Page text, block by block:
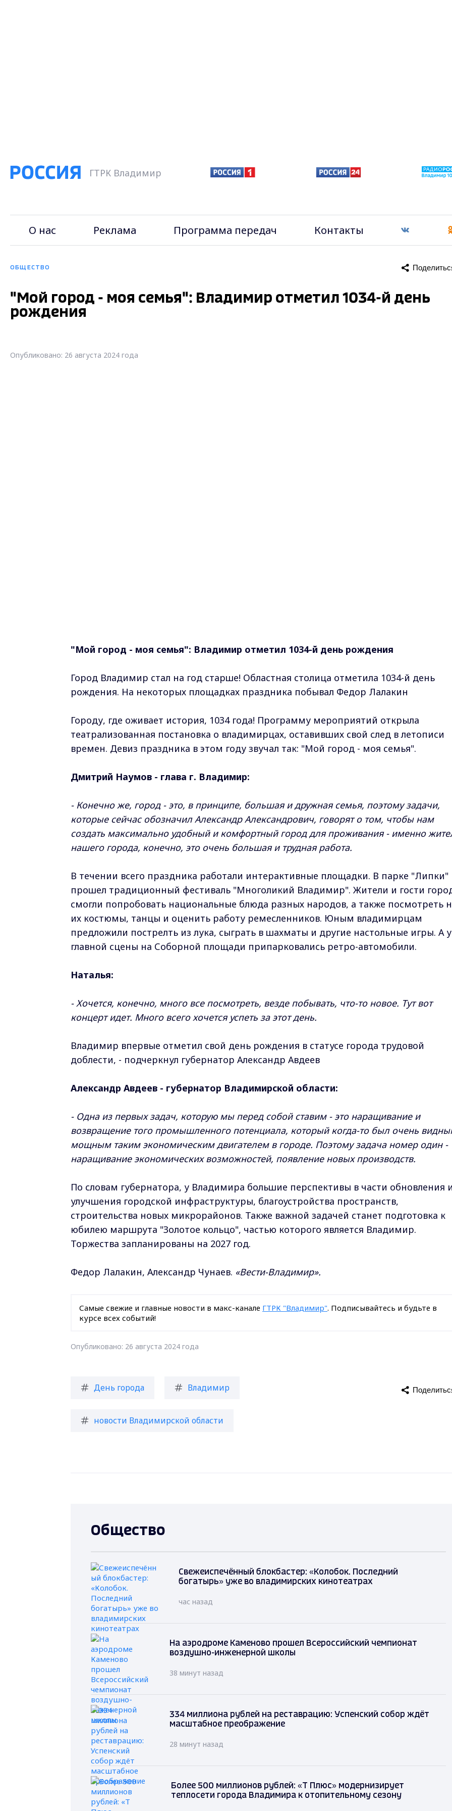
ГТРК Владимир
О нас Реклама Программа передач Контакты
ОБЩЕСТВО
"Мой город - моя семья": Владимир отметил 1034-й день
рождения
Опубликовано: 26 августа 2024 года
"Мой город - моя семья": Владимир отметил 1034-й день рождения
Город Владимир стал на год старше! Областная столица отметила 1034-й день
рождения. На некоторых площадках праздника побывал Федор Лалакин
Городу, где оживает история, 1034 года! Программу мероприятий открыла
театрализованная постановка о владимирцах, оставивших свой след в летописи
времен. Девиз праздника в этом году звучал так: "Мой город - моя семья".
Дмитрий Наумов - глава г. Владимир:
- Конечно же, город - это, в принципе, большая и дружная семья, поэтому задачи,
которые сейчас обозначил Александр Александрович, говорят о том, чтобы нам
создать максимально удобный и комфортный город для проживания - именно
нашего города, конечно, это очень большая и трудная работа.
В течении всего праздника работали интерактивные площадки. В парке "Липки"
прошел традиционный фестиваль "Многоликий Владимир". Жители и гости
смогли попробовать национальные блюда разных народов, а также посмотреть
их костюмы, танцы и оценить работу ремесленников. Юным владимирцам
предложили пострелть из лука, сыграть в шахматы и другие настольные игры. А у
главной сцены на Соборной площади припарковались ретро-автомобили.
Наталья:
- Хочется, конечно, много все посмотреть, везде побывать, что-то новое. Тут вот
концерт идет. Много всего хочется успеть за этот день.
Владимир впервые отметил свой день рождения в статусе города трудовой
доблести, - подчеркнул губернатор Александр Авдеев
Александр Авдеев - губернатор Владимирской области:
- Одна из первых задач, которую мы перед собой ставим - это наращивание и
возвращение того промышленного потенциала, который когда-то был очень
мощным таким экономическим двигателем в городе. Поэтому задача номер один -
наращивание экономических возможностей, появление новых производств.
По словам губернатора, у Владимира большие перспективы в части обновления
улучшения городской инфраструктуры, благоустройства пространств,
строительства новых микрорайонов. Также важной задачей станет подготовка к
юбилею маршрута "Золотое кольцо", частью которого является Владимир.
Торжества запланированы на 2027 год.
Федор Лалакин, Александр Чунаев. «Вести-Владимир».
Самые свежие и главные новости в макс-канале ГТРК "Владимир". Подписывайтесь и будьте в
курсе всех событий!
Опубликовано: 26 августа 2024 года
День города Владимир
новости Владимирской области
Общество
Свежеиспечённый блокбастер: «Колобок. Последний
богатырь» уже во владимирских кинотеатрах
час назад
На аэродроме Каменово прошел Всероссийский чемпионат
воздушно-инженерной школы
38 минут назад
334 миллиона рублей на реставрацию: Успенский собор ждёт
масштабное преображение
28 минут назад
Более 500 миллионов рублей: «Т Плюс» модернизирует
теплосети города Владимира к отопительному сезону